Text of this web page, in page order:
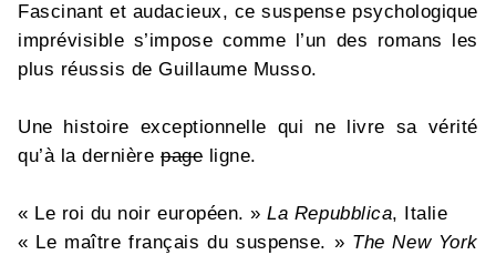
Fascinant et audacieux, ce suspense psychologique
imprévisible s’impose comme l’un des romans les
plus réussis de Guillaume Musso.
Une histoire exceptionnelle qui ne livre sa vérité
qu’à la dernièrepageligne.
« Le roi du noir européen. »La Repubblica, Italie
« Le maître français du suspense. » The New York